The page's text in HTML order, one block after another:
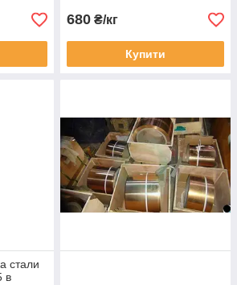
680 ₴/кг
Купити
стали
в